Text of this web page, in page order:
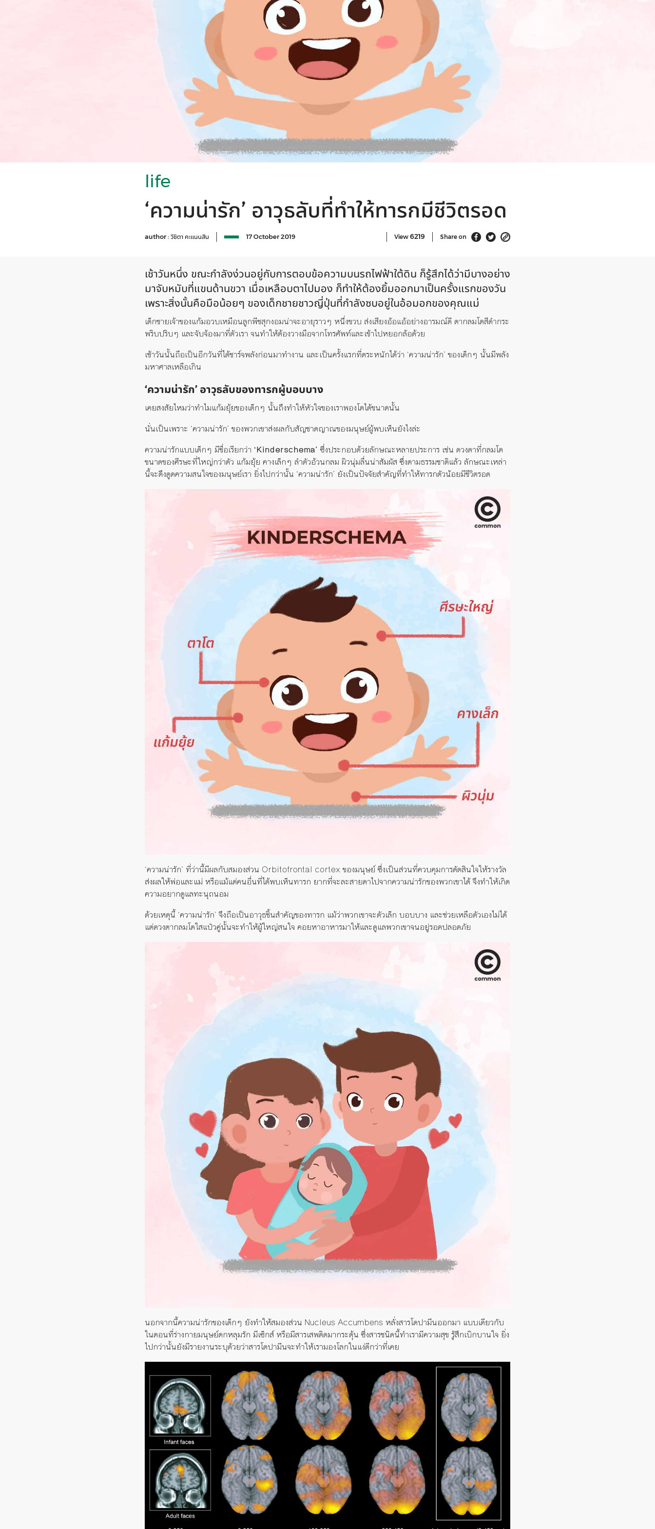
life
‘ความน่ารัก’ อาวุธลับที่ทำให้ทารกมีชีวิตรอด
author :วิชิตา คะแนนสิน 17 October 2019 View 6219 Share on
เช้าวันหนึ่ง ขณะกำลังง่วนอยู่กับการตอบข้อความบนรถไฟฟ้าใต้ดิน ก็รู้สึกได้ว่ามีบางอย่าง
มาจับหมับที่แขนด้านขวา เมื่อเหลือบตาไปมอง ก็ทำให้ต้องยิ้มออกมาเป็นครั้งแรกของวัน
เพราะสิ่งนั้นคือมือน้อยๆ ของเด็กชายชาวญี่ปุ่นที่กำลังซบอยู่ในอ้อมอกของคุณแม่
เด็กชายเจ้าของแก้มอวบเหมือนลูกพีชสุกงอมน่าจะอายุราวๆ หนึ่งขวบ ส่งเสียงอ้อแอ้อย่างอารมณ์ดี ตากลมโตสีดำกระ
พริบปริบๆ และจับจ้องมาที่ตัวเรา จนทำให้ต้องวางมือจากโทรศัพท์และเข้าไปหยอกล้อด้วย
เช้าวันนั้นถือเป็นอีกวันที่ได้ชาร์จพลังก่อนมาทำงาน และเป็นครั้งแรกที่ตระหนักได้ว่า ‘ความน่ารัก’ ของเด็กๆ นั้นมีพลัง
มหาศาลเหลือเกิน
‘ความน่ารัก’ อาวุธลับของทารกผู้บอบบาง
เคยสงสัยไหมว่าทำไมแก้มยุ้ยของเด็กๆ นั้นถึงทำให้หัวใจของเราพองโตได้ขนาดนั้น
นั่นเป็นเพราะ ‘ความน่ารัก’ ของพวกเขาส่งผลกับสัญชาตญาณของมนุษย์ผู้พบเห็นยังไงล่ะ
ความน่ารักแบบเด็กๆ มีชื่อเรียกว่า ‘Kinderschema’ ซึ่งประกอบด้วยลักษณะหลายประการ เช่น ดวงตาที่กลมโต
ขนาดของศีรษะที่ใหญ่กว่าตัว แก้มยุ้ย คางเล็กๆ ลำตัวอ้วนกลม ผิวนุ่มลื่นน่าสัมผัส ซึ่งตามธรรมชาติแล้ว ลักษณะเหล่า
นี้จะดึงดูดความสนใจของมนุษย์เรา ยิ่งไปกว่านั้น ‘ความน่ารัก’ ยังเป็นปัจจัยสำคัญที่ทำให้ทารกตัวน้อยมีชีวิตรอด
‘ความน่ารัก’ ที่ว่านี้มีผลกับสมองส่วน Orbitofrontal cortex ของมนุษย์ ซึ่งเป็นส่วนที่ควบคุมการตัดสินใจให้รางวัล
ส่งผลให้พ่อและแม่ หรือแม้แต่คนอื่นที่ได้พบเห็นทารก ยากที่จะละสายตาไปจากความน่ารักของพวกเขาได้ จึงทำให้เกิด
ความอยากดูแลทะนุถนอม
ด้วยเหตุนี้ ‘ความน่ารัก’ จึงถือเป็นอาวุธชิ้นสำคัญของทารก แม้ว่าพวกเขาจะตัวเล็ก บอบบาง และช่วยเหลือตัวเองไม่ได้
แต่ดวงตากลมโตใสแป๋วคู่นั้นจะทำให้ผู้ใหญ่สนใจ คอยหาอาหารมาให้และดูแลพวกเขาจนอยู่รอดปลอดภัย
นอกจากนี้ความน่ารักของเด็กๆ ยังทำให้สมองส่วน Nucleus Accumbens หลั่งสารโดปามีนออกมา แบบเดียวกับ
ในตอนที่ร่างกายมนุษย์ตกหลุมรัก มีเซ็กส์ หรือมีสารเสพติดมากระตุ้น ซึ่งสารชนิดนี้ทำเรามีความสุข รู้สึกเบิกบานใจ ยิ่ง
ไปกว่านั้นยังมีรายงานระบุด้วยว่าสารโดปามีนจะทำให้เรามองโลกในแง่ดีกว่าที่เคย